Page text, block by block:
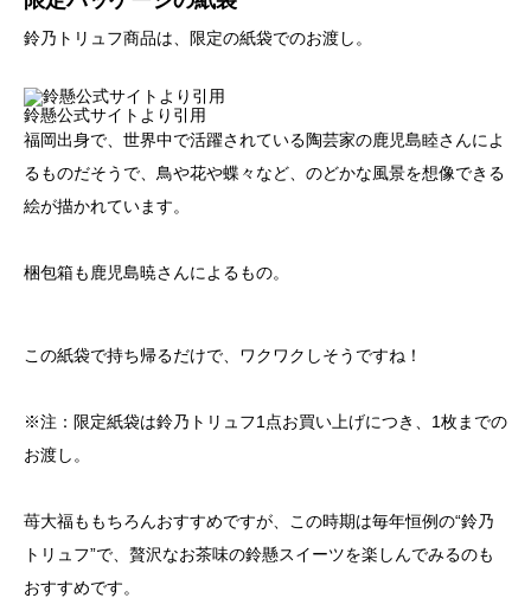
鈴乃トリュフ商品は、限定の紙袋でのお渡し。
鈴懸公式サイトより引用
福岡出身で、世界中で活躍されている陶芸家の鹿児島睦さんによ
るものだそうで、鳥や花や蝶々など、のどかな風景を想像できる
絵が描かれています。
梱包箱も鹿児島暁さんによるもの。
この紙袋で持ち帰るだけで、ワクワクしそうですね！
※注：限定紙袋は鈴乃トリュフ1点お買い上げにつき、1枚までの
お渡し。
苺大福ももちろんおすすめですが、この時期は毎年恒例の“鈴乃
トリュフ”で、贅沢なお茶味の鈴懸スイーツを楽しんでみるのも
おすすめです。